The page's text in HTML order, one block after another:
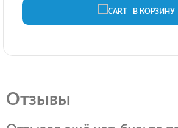
В КОРЗИНУ
Отзывы